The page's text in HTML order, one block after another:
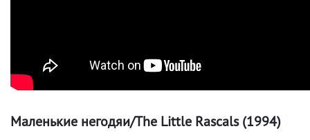
Маленькие негодяи/The Little Rascals (1994)